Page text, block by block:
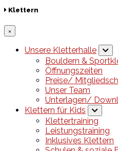
Klettern
×
Unsere Kletterhalle
Bouldern &
Öffnungszeiten
Preise/
Unser Team
Unterlagen/
Klettern für Kids
Klettertraining
Leistungstraining
Inklusives Klettern